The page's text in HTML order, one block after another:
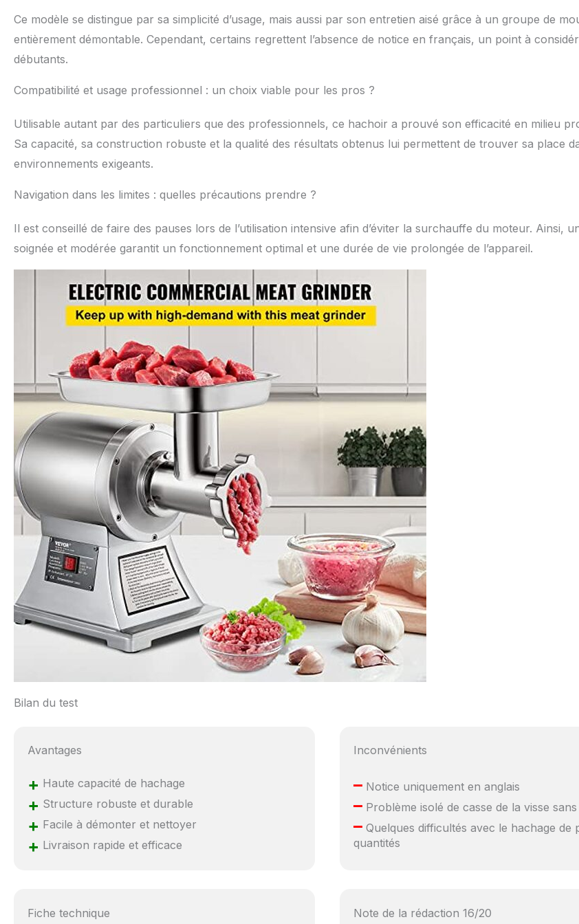
Ce modèle se distingue par sa simplicité d’usage, mais aussi par son entretien aisé grâce à un groupe de
entièrement démontable. Cependant, certains regrettent l’absence de notice en français, un point à
débutants.
Compatibilité et usage professionnel : un choix viable pour les pros ?
Utilisable autant par des particuliers que des professionnels, ce hachoir a prouvé son efficacité en milieu
Sa capacité, sa construction robuste et la qualité des résultats obtenus lui permettent de trouver sa place
environnements exigeants.
Navigation dans les limites : quelles précautions prendre ?
Il est conseillé de faire des pauses lors de l’utilisation intensive afin d’éviter la surchauffe du moteur. Ainsi,
soignée et modérée garantit un fonctionnement optimal et une durée de vie prolongée de l’appareil.
Bilan du test
Avantages
+ Haute capacité de hachage
+ Structure robuste et durable
+ Facile à démonter et nettoyer
+ Livraison rapide et efficace
Inconvénients
– Notice uniquement en anglais
– Problème isolé de casse de la visse
– Quelques difficultés avec le hachage de
quantités
Fiche technique Note de la rédaction 16/20